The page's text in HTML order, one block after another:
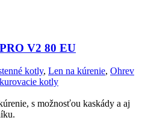
V2 80 EU
kotly, Len na kúrenie, Ohrev
kotly
s možnosťou kaskády a aj